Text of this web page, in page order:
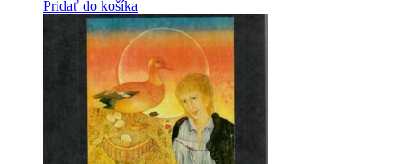
Pridať do košíka